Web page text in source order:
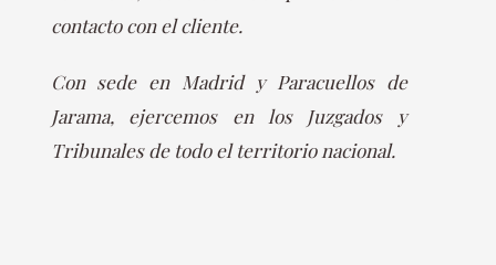
contacto con el cliente.
Con sede en Madrid y Paracuellos de
Jarama, ejercemos en los Juzgados y
Tribunales de todo el territorio nacional.